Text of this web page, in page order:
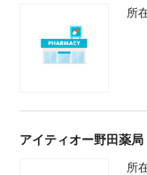
所
アイティオー野田薬局
所